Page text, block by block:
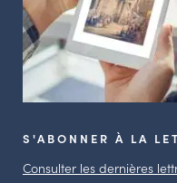
S'ABONNER À LA
Consulter les dernières